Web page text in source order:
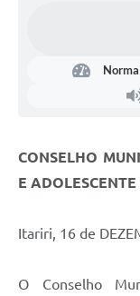
CONSELHO
E
Itariri, 16 de
O Conselho